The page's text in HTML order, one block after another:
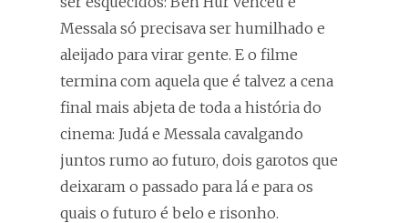
Messala só precisava ser humilhado e
aleijado para virar gente. E o filme
termina com aquela que é talvez a cena
final mais abjeta de toda a história do
cinema: Judá e Messala cavalgando
juntos rumo ao futuro, dois garotos que
deixaram o passado para lá e para os
quais o futuro é belo e risonho.